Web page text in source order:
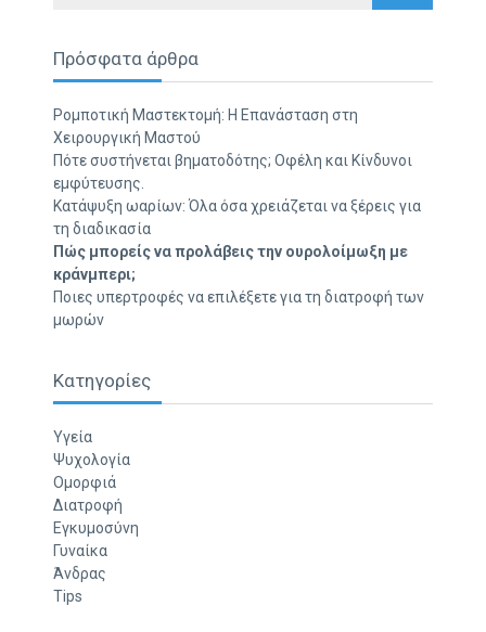
Πρόσφατα άρθρα
Ρομποτική Μαστεκτομή: Η Επανάσταση στη
Χειρουργική Μαστού
Πότε συστήνεται βηματοδότης; Οφέλη και Κίνδυνοι
εμφύτευσης.
Κατάψυξη ωαρίων: Όλα όσα χρειάζεται να ξέρεις για
τη διαδικασία
Πώς μπορείς να προλάβεις την ουρολοίμωξη με
κράνμπερι;
Ποιες υπερτροφές να επιλέξετε για τη διατροφή των
μωρών
Κατηγορίες
Υγεία
Ψυχολογία
Ομορφιά
Διατροφή
Εγκυμοσύνη
Γυναίκα
Άνδρας
Tips